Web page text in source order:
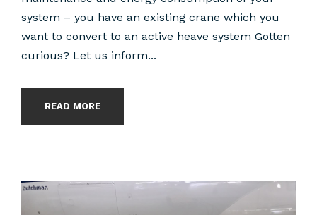
system – you have an existing crane which you
want to convert to an active heave system Gotten
curious? Let us inform...
READ MORE